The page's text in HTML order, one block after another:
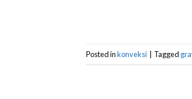
Posted inkonveksi Tagged